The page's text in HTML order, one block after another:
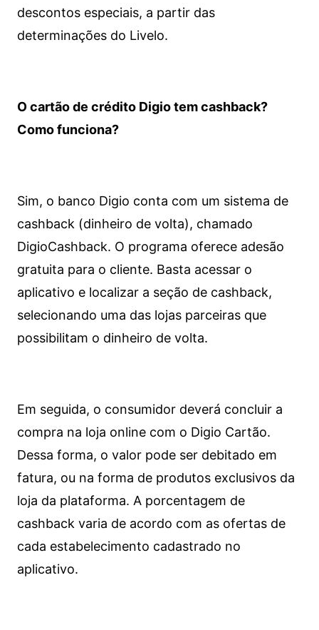
descontos especiais, a partir das
determinações do Livelo.
O cartão de crédito Digio tem cashback?
Como funciona?
Sim, o banco Digio conta com um sistema de
cashback (dinheiro de volta), chamado
DigioCashback. O programa oferece adesão
gratuita para o cliente. Basta acessar o
aplicativo e localizar a seção de cashback,
selecionando uma das lojas parceiras que
possibilitam o dinheiro de volta.
Em seguida, o consumidor deverá concluir a
compra na loja online com o Digio Cartão.
Dessa forma, o valor pode ser debitado em
fatura, ou na forma de produtos exclusivos da
loja da plataforma. A porcentagem de
cashback varia de acordo com as ofertas de
cada estabelecimento cadastrado no
aplicativo.